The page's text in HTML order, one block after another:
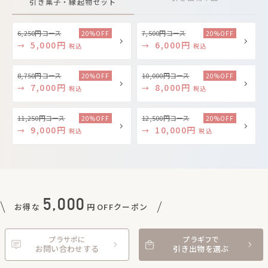
6,250円コース
→ 5,000円 税込
20%OFF 7,500円コース
→ 6,000円 税込
20%OFF
8,750円コース
→ 7,000円 税込
20%OFF 10,000円コース
→ 8,000円 税込
20%OFF
11,250円コース
→ 9,000円 税込
20%OFF 12,500円コース
→ 10,000円 税込
20%OFF
お得な 5,000 円 OFFクーポン
今だけ！無料会員登録で
クーポンプレゼント！
プラサポに
お問い合わせする
プラギフで
引き出物を選ぶ